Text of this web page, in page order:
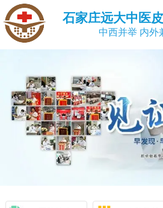
石家庄远大中医
中西并举 内外